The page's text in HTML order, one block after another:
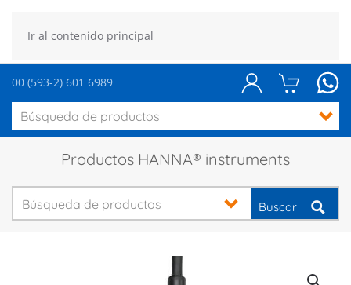
Ir al contenido principal
00 (593-2) 601 6989
Productos HANNA® instruments
Buscar